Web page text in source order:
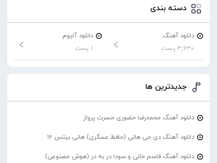
دسته بندی
دانلود آهنگ
3,630 پست
دانلود آلبوم
1 پست
جدیدترین ها
دانلود آهنگ محمدرضا حضورى حسرت پرواز
دانلود آهنگ دی جی هانی (حافظ عسگری) هانی بیتس 12
دانلود آهنگ قاسم خانی و سودا در به در (هوش مصنوعی)